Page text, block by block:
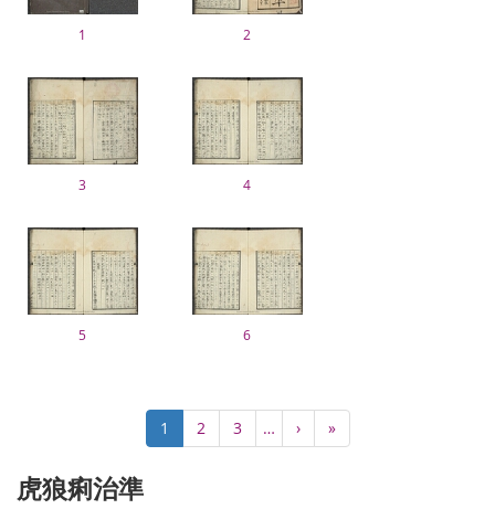
1 2
3 4
5 6
Current
page
1 Page
2 Page
3 …
Next
page
›
Last
page
»
虎狼痢治準